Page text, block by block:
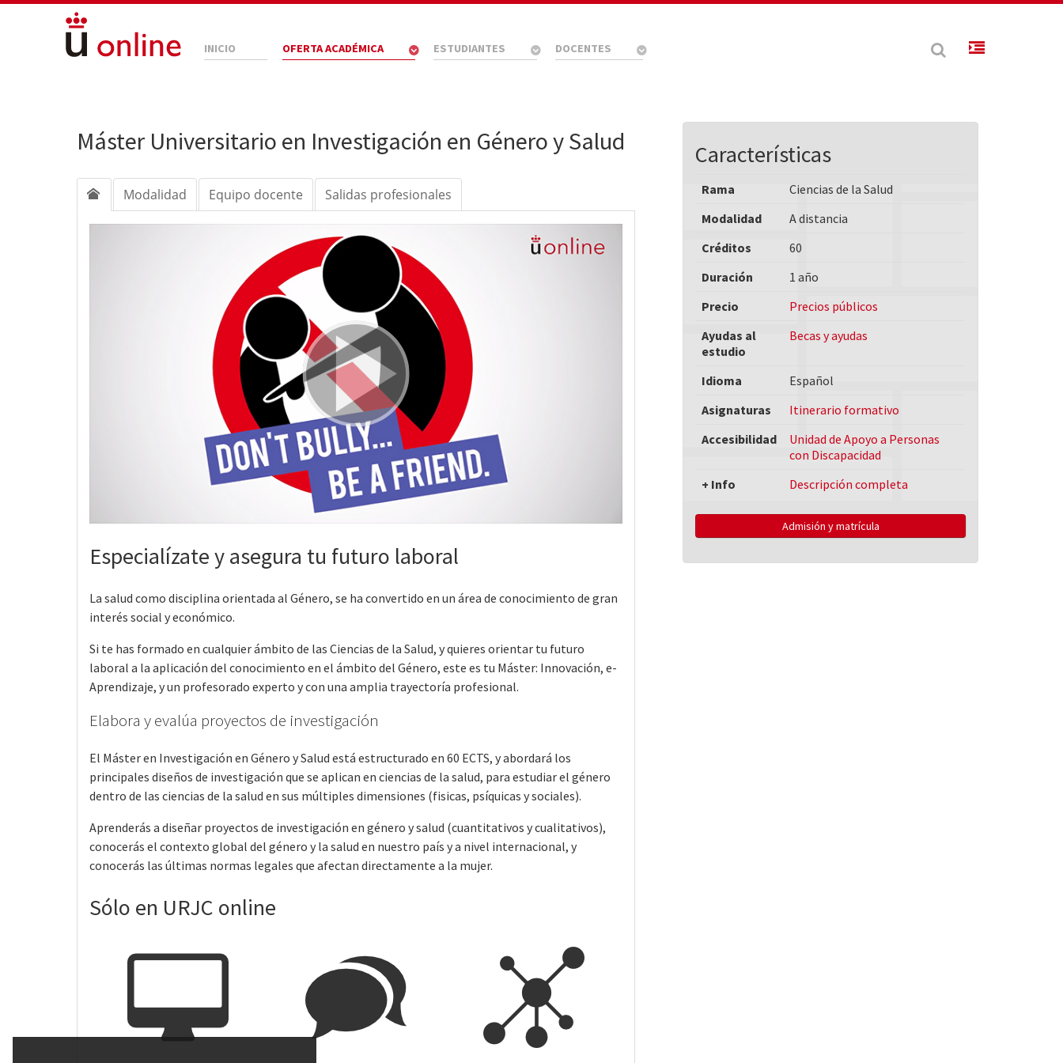
INICIO OFERTA ACADÉMICA ESTUDIANTES DOCENTES
Máster Universitario en Investigación en Género y Salud
Modalidad Equipo docente Salidas profesionales
Especialízate y asegura tu futuro laboral
La salud como disciplina orientada al Género, se ha convertido en un área de conocimiento de gran
interés social y económico.
Si te has formado en cualquier ámbito de las Ciencias de la Salud, y quieres orientar tu futuro
laboral a la aplicación del conocimiento en el ámbito del Género, este es tu Máster: Innovación, e-
Aprendizaje, y un profesorado experto y con una amplia trayectoría profesional.
Elabora y evalúa proyectos de investigación
El Máster en Investigación en Género y Salud está estructurado en 60 ECTS, y abordará los
principales diseños de investigación que se aplican en ciencias de la salud, para estudiar el género
dentro de las ciencias de la salud en sus múltiples dimensiones (fisicas, psíquicas y sociales).
Aprenderás a diseñar proyectos de investigación en género y salud (cuantitativos y cualitativos),
conocerás el contexto global del género y la salud en nuestro país y a nivel internacional, y
conocerás las últimas normas legales que afectan directamente a la mujer.
Sólo en URJC online
Características
Rama
Ciencias de la Salud
Modalidad
A distancia
Créditos
60
Duración
1 año
Precio
Precios públicos
Ayudas al
estudio
Becas y ayudas
Idioma
Español
Asignaturas
Itinerario formativo
Accesibilidad
Unidad de Apoyo a Personas
con Discapacidad
+ Info
Descripción completa
Admisión y matrícula